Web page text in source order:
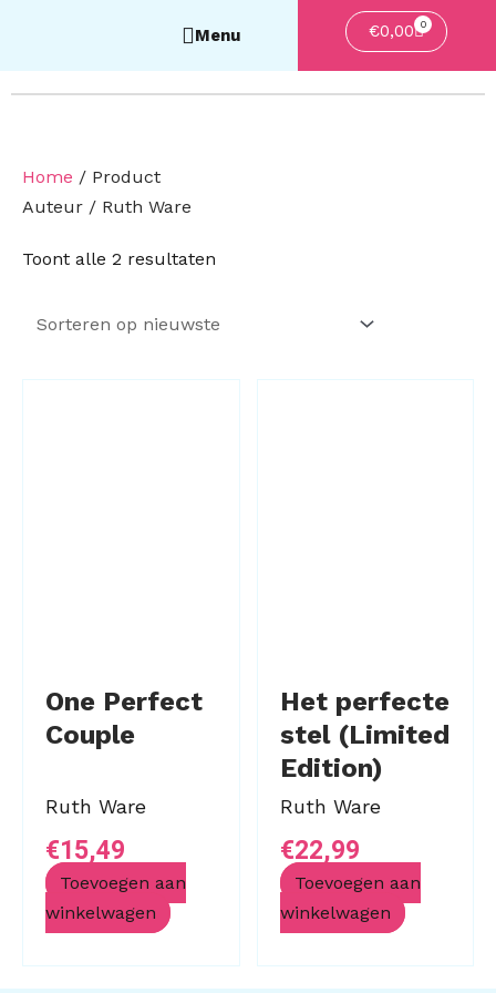
€0,00 0
Home / Product
Auteur / Ruth Ware
Toont alle 2 resultaten
nieuwste
One Perfect
Couple
Ruth Ware
€15,49
Toevoegen aan
winkelwagen
Het perfecte
stel (Limited
Edition)
Ruth Ware
€22,99
Toevoegen aan
winkelwagen